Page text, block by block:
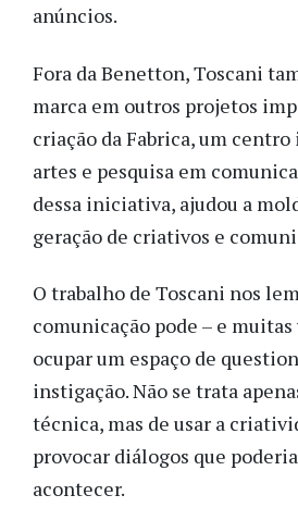
anúncios.
Fora da Benetton, Toscani
marca em outros projetos
criação da Fabrica, um
artes e pesquisa em
dessa iniciativa, ajudou a
geração de criativos e
O trabalho de Toscani nos
comunicação pode – e muitas
ocupar um espaço de
instigação. Não se trata
técnica, mas de usar a
provocar diálogos que
acontecer.